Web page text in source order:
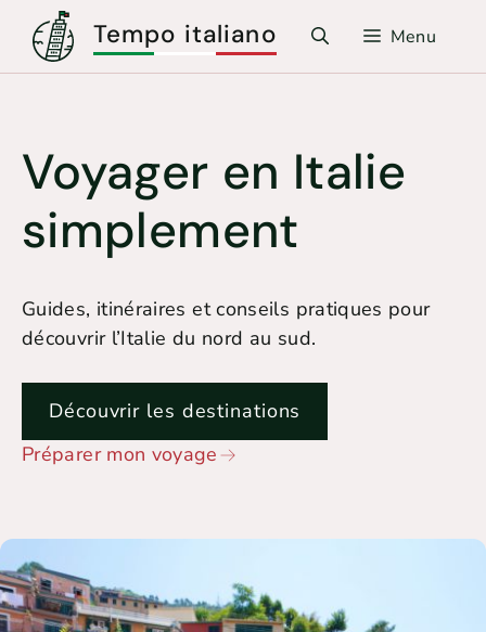
contenu
Tempo italiano Menu
Voyager en Italie
simplement
Guides, itinéraires et conseils pratiques pour
découvrir l’Italie du nord au sud.
Découvrir les destinations
Préparer mon voyage